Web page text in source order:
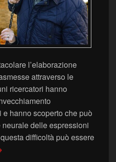
l’elaborazione
attraverso le
ricercatori hanno
hanno scoperto che può
delle espressioni
difficoltà può essere
rende più